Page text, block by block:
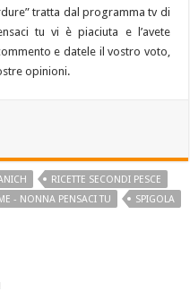
tratta dal programma tv di
tu vi è piaciuta e l’avete
e datele il vostro voto,
opinioni.
RICETTE SECONDI PESCE
- NONNA PENSACI TU
SPIGOLA